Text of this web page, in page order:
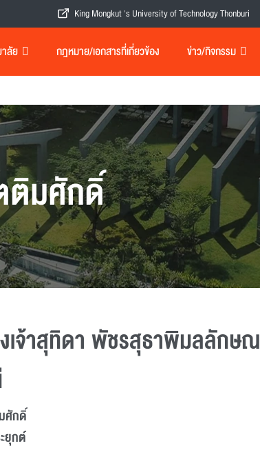
King Mongkut 's University of Technology Thonburi
ลัย กฎหมาย/เอกสารที่เกี่ยวข้อง ข่าว/กิจกรรม
มศักดิ์
เจ้าสุทิดา พัชรสุธาพิมลลักษณ
ศักดิ์
ยุกต์